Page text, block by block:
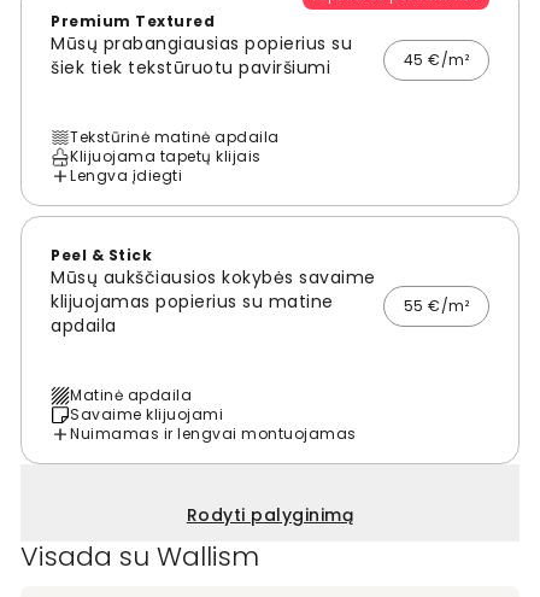
Premium Textured
Mūsų prabangiausias popierius su
šiek tiek tekstūruotu paviršiumi
45 €/m²
Tekstūrinė matinė apdaila
Klijuojama tapetų klijais
Lengva įdiegti
Peel & Stick
Mūsų aukščiausios kokybės savaime
klijuojamas popierius su matine
apdaila
55 €/m²
Matinė apdaila
Savaime klijuojami
Nuimamas ir lengvai montuojamas
Rodyti palyginimą
Visada su Wallism